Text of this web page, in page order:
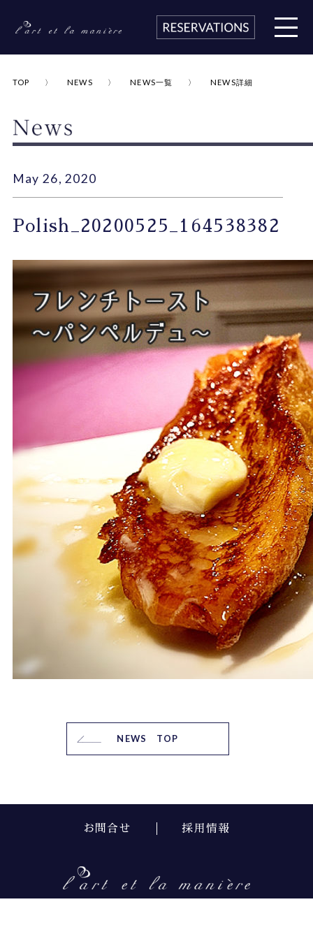
TOP NEWS NEWS一覧 NEWS詳細
May 26, 2020
Polish_20200525_164538382
NEWS TOP
お問合せ 採用情報